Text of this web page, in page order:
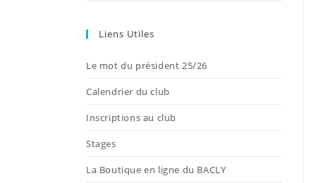
Liens Utiles
Le mot du président 25/26
Calendrier du club
Inscriptions au club
Stages
La Boutique en ligne du BACLY